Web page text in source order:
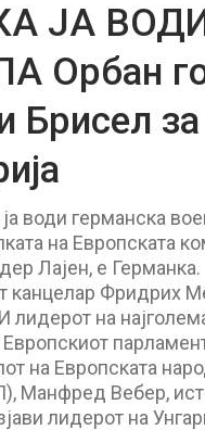
ЈА
Орбан
Брисел за
води германска
на Европската
Лајен, е Германка.
канцелар Фридрих
лидерот на
на Европската
Манфред Вебер,
лидерот на